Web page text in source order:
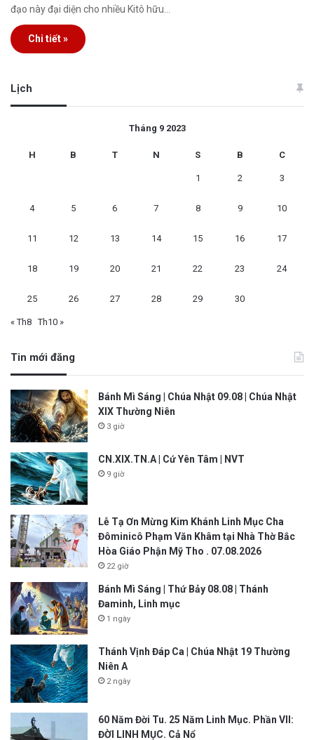
đạo này đại diện cho nhiều Kitô hữu…
Chi tiết »
Lịch
Tháng 9 2023
H B T N S B C
1 2 3
4 5 6 7 8 9 10
11 12 13 14 15 16 17
18 19 20 21 22 23 24
25 26 27 28 29 30
« Th8 Th10 »
Tin mới đăng
Bánh Mì Sáng | Chúa Nhật 09.08 | Chúa Nhật
XIX Thường Niên
3 giờ
CN.XIX.TN.A | Cứ Yên Tâm | NVT
9 giờ
Lễ Tạ Ơn Mừng Kim Khánh Linh Mục Cha
Đôminicô Phạm Văn Khâm tại Nhà Thờ Bắc
Hòa Giáo Phận Mỹ Tho . 07.08.2026
22 giờ
Bánh Mì Sáng | Thứ Bảy 08.08 | Thánh
Đaminh, Linh mục
1 ngày
Thánh Vịnh Đáp Ca | Chúa Nhật 19 Thường
Niên A
2 ngày
60 Năm Đời Tu. 25 Năm Linh Mục. Phần VII:
ĐỜI LINH MỤC. Cả Nổ